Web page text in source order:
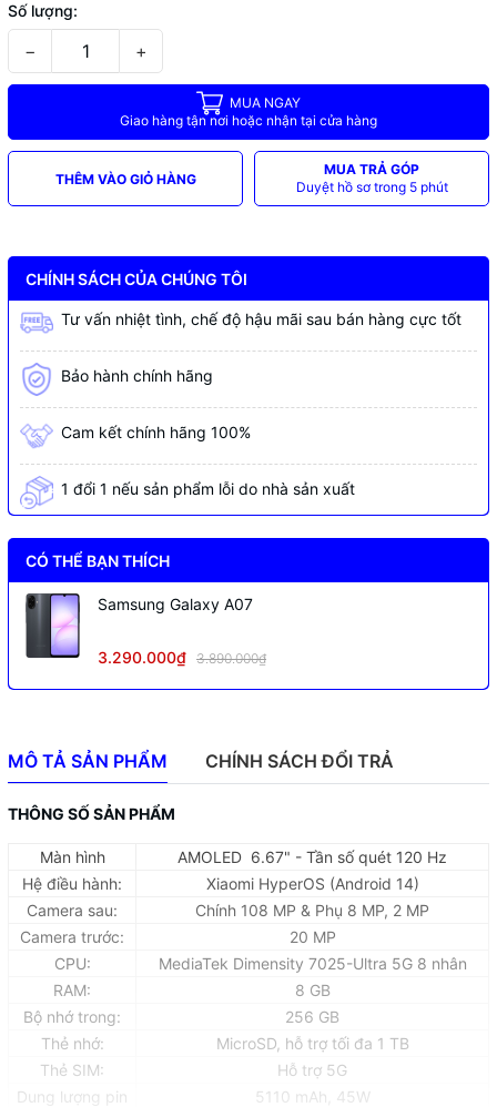
Số lượng:
− +
MUA NGAY
Giao hàng tận nơi hoặc nhận tại cửa hàng
THÊM VÀO GIỎ HÀNG
MUA TRẢ GÓP
Duyệt hồ sơ trong 5 phút
CHÍNH SÁCH CỦA CHÚNG TÔI
Tư vấn nhiệt tình, chế độ hậu mãi sau bán hàng cực tốt
Bảo hành chính hãng
Cam kết chính hãng 100%
1 đổi 1 nếu sản phẩm lỗi do nhà sản xuất
CÓ THỂ BẠN THÍCH
Samsung Galaxy A07
3.290.000₫ 3.890.000₫
MÔ TẢ SẢN PHẨM CHÍNH SÁCH ĐỔI TRẢ
THÔNG SỐ SẢN PHẨM
Màn hình
AMOLED 6.67" - Tần số quét 120 Hz
Hệ điều hành:
Xiaomi HyperOS (Android 14)
Camera sau:
Chính 108 MP & Phụ 8 MP, 2 MP
Camera trước:
20 MP
CPU:
MediaTek Dimensity 7025-Ultra 5G 8 nhân
RAM:
8 GB
Bộ nhớ trong:
256 GB
Thẻ nhớ:
MicroSD, hỗ trợ tối đa 1 TB
Thẻ SIM:
Hỗ trợ 5G
Dung lượng pin
5110 mAh, 45W